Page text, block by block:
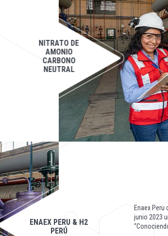
NITRATO DE
AMONIO
CARBONO
NEUTRAL
ENAEX PERU & H2
PERÚ
Enaex
junio 2023